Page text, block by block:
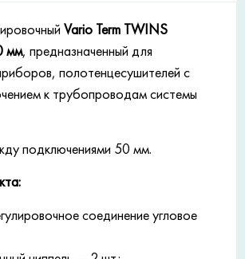
Vario Term TWINS
мм, предназначенный для
полотенцесушителей с
к трубопроводам системы
подключениями 50 мм.
соединение угловое